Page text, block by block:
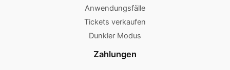
Anwendungsfälle
Tickets verkaufen
Dunkler Modus
Zahlungen